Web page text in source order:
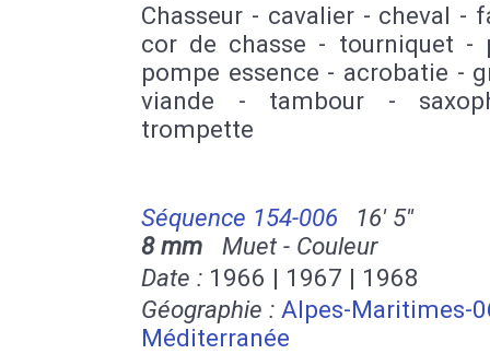
Chasseur - cavalier - cheval -
cor de chasse - tourniquet -
pompe essence - acrobatie -
viande - tambour -
trompette
Séquence 154-006
16' 5''
8 mm Muet - Couleur
Date : 1966 | 1967 | 1968
Géographie : Alpes-Maritimes-
Méditerranée